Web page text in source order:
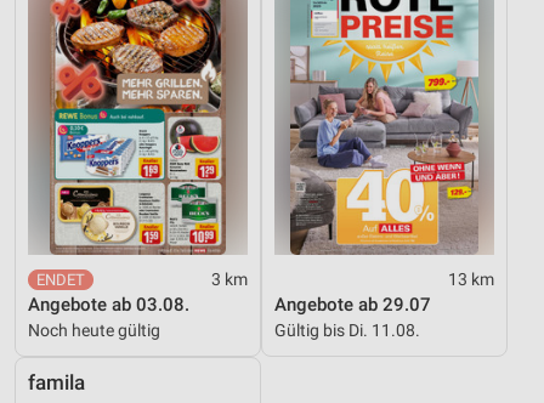
3 km
Angebote ab 03.08.
Noch heute gültig
13 km
Angebote ab 29.07
Gültig bis Di. 11.08.
famila